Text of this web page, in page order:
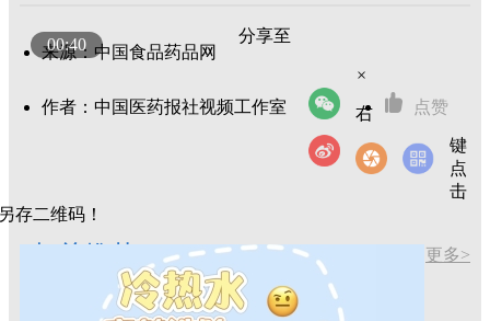
来源：中国食品药品网
作者：中国医药报社视频工作室 点赞
分享至
×
右
键
点
击
存二维码！
更多>
00:40